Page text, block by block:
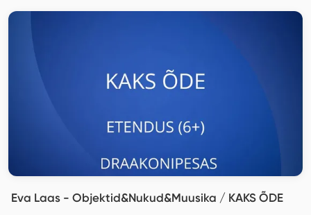
Eva Laas - Objektid&Nukud&Muusika / KAKS ÕDE